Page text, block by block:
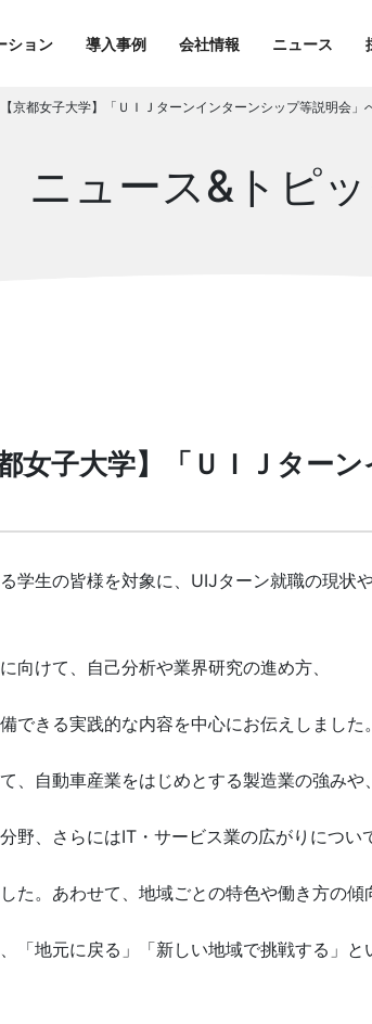
ション 導入事例 会社情報 ニュース
京都女子大学】「ＵＩＪターンインターンシップ等説明会」
ニュース&トピ
子大学】「ＵＩＪターン
学生の皆様を対象に、UIJターン就職の現状
向けて、自己分析や業界研究の進め方、
できる実践的な内容を中心にお伝えしました。
、自動車産業をはじめとする製造業の強みや、
野、さらにはIT・サービス業の広がりについ
た。あわせて、地域ごとの特色や働き方の傾
「地元に戻る」「新しい地域で挑戦する」